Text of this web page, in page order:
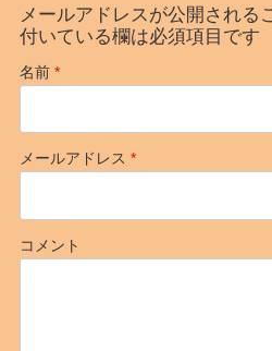
メールアドレスが公開される
付いている欄は必須項目です
名前 *
メールアドレス *
コメント